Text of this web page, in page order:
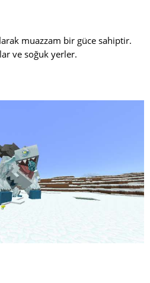
muazzam bir güce sahiptir.
ve soğuk yerler.